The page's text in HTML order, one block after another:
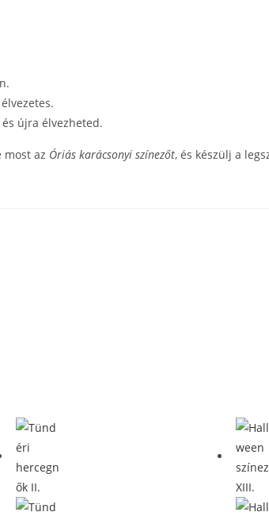
újra élvezheted.
most az Óriás karácsonyi színezőt, és készülj a